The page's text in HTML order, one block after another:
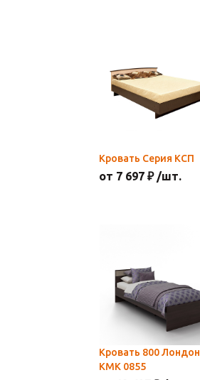
Кровать Серия КСП
от 7 697 ₽ /шт.
Кровать 800 Лондон
КМК 0855